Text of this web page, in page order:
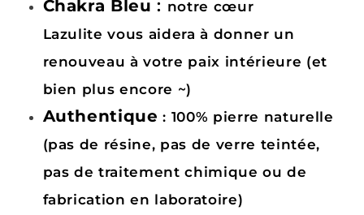
Chakra Bleu: notre cœur
Lazulite vous aidera à donner un
renouveau à votre paix intérieure (et
bien plus encore ~)
Authentique : 100% pierre naturelle
(pas de résine, pas de verre teintée,
pas de traitement chimique ou de
fabrication en laboratoire)